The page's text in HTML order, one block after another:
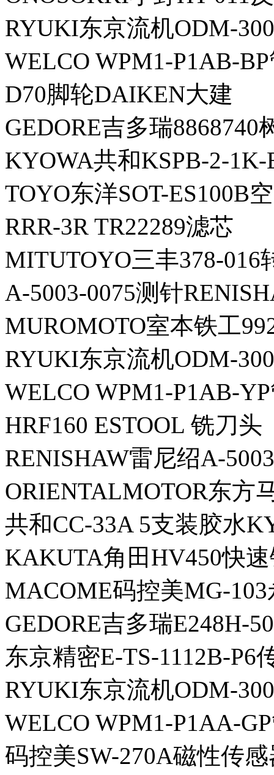
RYUKI东京流机ODM-
WELCO WPM1-P1AB-
D70脚轮DAIKEN大建
GEDORE吉多瑞8868740
KYOWA共和KSPB-2-
TOYO东洋SOT-ES100B
RRR-3R TR22289滤芯
MITUTOYO三丰378-016
A-5003-0075测针
MUROMOTO室本铁工
RYUKI东京流机ODM-
WELCO WPM1-P1AB-
HRF160 ESTOOL 铣刀头
RENISHAW雷尼绍A-
ORIENTALMOTOR东方
共和CC-33A 5支装胶水
KAKUTA角田HV450快
MACOME码控美MG-
GEDORE吉多瑞E248H-
东京精密E-TS-1112B-P6
RYUKI东京流机ODM-
WELCO WPM1-P1AA-
码控美SW-270A磁性传